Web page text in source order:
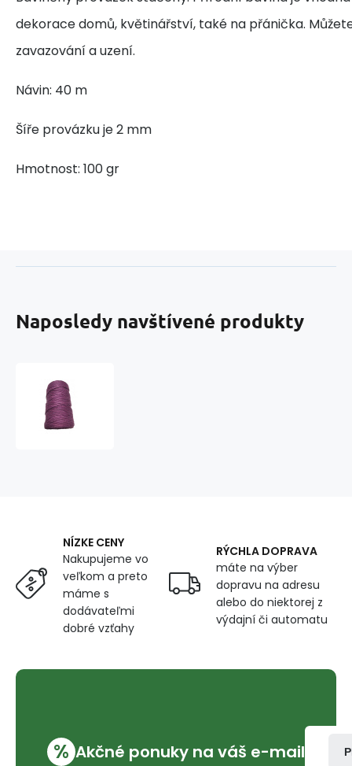
dekorace domů, květinářství, také na přánička.
zavazování a uzení.
Návin: 40 m
Šíře provázku je 2 mm
Hmotnost: 100 gr
Naposledy navštívené produkty
NÍZKE CENY
Nakupujeme vo
veľkom a preto
máme s
dodávateľmi
dobré vzťahy
RÝCHLA DOPRAVA
máte na výber
dopravu na adresu
alebo do niektorej z
výdajní či automatu
% Akčné ponuky na váš e-mail